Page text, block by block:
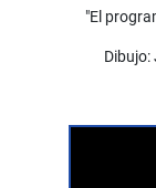
"El
Dibujo: